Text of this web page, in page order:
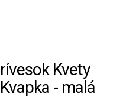
Kvety
- malá